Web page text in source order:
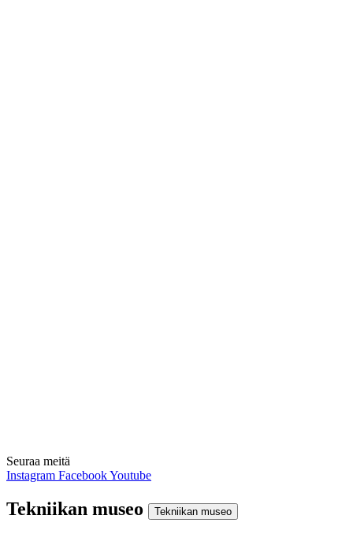
Seuraa meitä
Instagram FacebookYoutube
Tekniikan museo Tekniikan museo